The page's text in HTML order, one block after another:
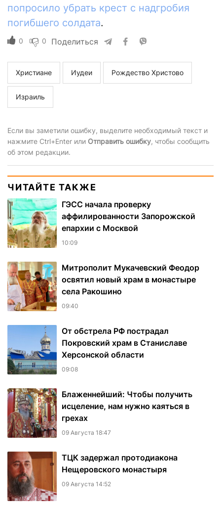
попросило убрать крест с надгробия
погибшего солдата.
0 0 Поделиться
Христиане Иудеи Рождество Христово
Израиль
Если вы заметили ошибку, выделите необходимый текст и
нажмите Ctrl+Enter или Отправить ошибку, чтобы сообщить
об этом редакции.
ЧИТАЙТЕ ТАКЖЕ
ГЭСС начала проверку
аффилированности Запорожской
епархии с Москвой
10:09
Митрополит Мукачевский Феодор
освятил новый храм в монастыре
села Ракошино
09:40
От обстрела РФ пострадал
Покровский храм в Станиславе
Херсонской области
09:08
Блаженнейший: Чтобы получить
исцеление, нам нужно каяться в
грехах
09 Августа 18:47
ТЦК задержал протодиакона
Нещеровского монастыря
09 Августа 14:52